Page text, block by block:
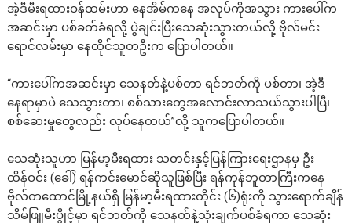
အဲ့ဒီမီးရထားဝန်ထမ်းဟာ နေအိမ်ကနေ အလုပ်ကိုအသွား ကားပေါ်က
အဆင်းမှာ ပစ်ခတ်ခံရလို့ ပွဲချင်းပြီးသေဆုံးသွားတယ်လို့ ဗိုလ်မင်း
ရောင်လမ်းမှာ နေထိုင်သူတဦးက ပြောပါတယ်။
“ကားပေါ်ကအဆင်းမှာ သေနတ်နဲ့ပစ်တာ ရင်ဘတ်ကို ပစ်တာ၊ အဲ့ဒီ
နေရာမှာပဲ သေသွားတာ၊ စစ်သားတွေအလောင်းလာသယ်သွားပါပြီ၊
စစ်ဆေးမှုတွေလည်း လုပ်နေတယ်”လို့ သူကပြောပါတယ်။
သေဆုံးသူဟာ မြန်မာ့မီးရထား သတင်းနှင့်ပြန်ကြားရေးဌာနမှ ဦး
ထိန်ဝင်း (ခေါ်) ရန်ကင်းမောင်ဆိုသူဖြစ်ပြီး ရန်ကုန်ဘူတာကြီးကနေ
ဗိုလ်တထောင်မြို့နယ်ရှိ မြန်မာ့မီးရထားတိုင်း (၆)ရုံးကို သွားရောက်ချိန်
သိမ်ဖြူမီးပွိုင့်မှာ ရင်ဘတ်ကို သေနတ်နဲ့သုံးချက်ပစ်ခံရကာ သေဆုံး